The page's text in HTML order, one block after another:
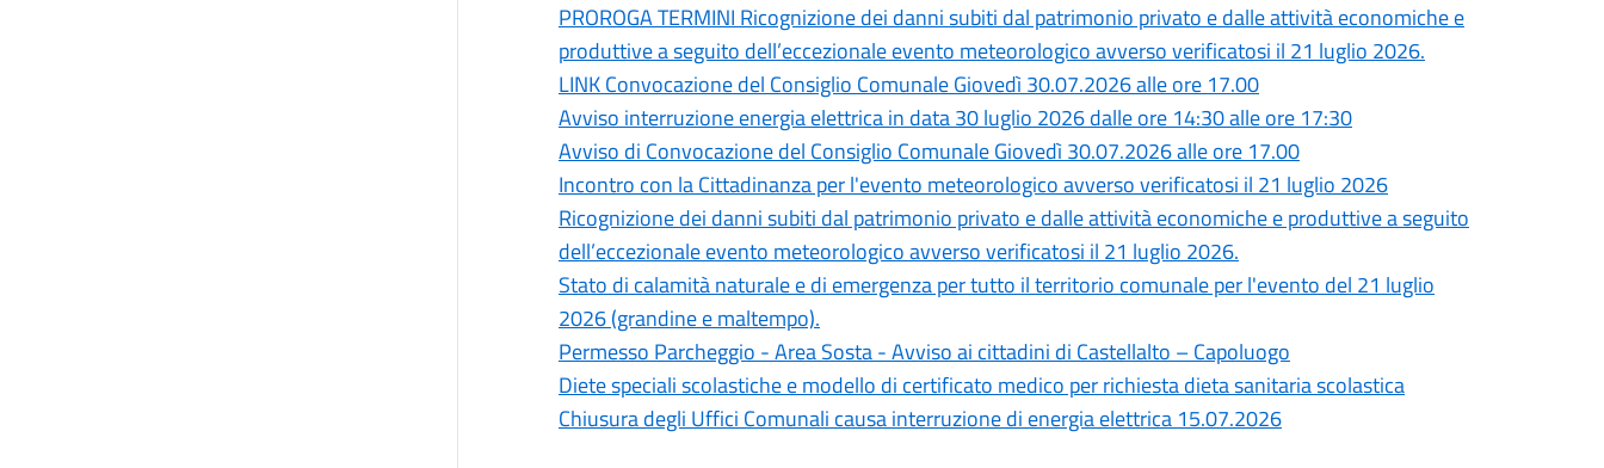
PROROGA TERMINI Ricognizione dei danni subiti dal patrimonio privato e dalle attività economiche e
produttive a seguito dell’eccezionale evento meteorologico avverso verificatosi il 21 luglio 2026.
LINK Convocazione del Consiglio Comunale Giovedì 30.07.2026 alle ore 17.00
Avviso interruzione energia elettrica in data 30 luglio 2026 dalle ore 14:30 alle ore 17:30
Avviso di Convocazione del Consiglio Comunale Giovedì 30.07.2026 alle ore 17.00
Incontro con la Cittadinanza per l'evento meteorologico avverso verificatosi il 21 luglio 2026
Ricognizione dei danni subiti dal patrimonio privato e dalle attività economiche e produttive a seguito
dell’eccezionale evento meteorologico avverso verificatosi il 21 luglio 2026.
Stato di calamità naturale e di emergenza per tutto il territorio comunale per l'evento del 21 luglio
2026 (grandine e maltempo).
Permesso Parcheggio - Area Sosta - Avviso ai cittadini di Castellalto – Capoluogo
Diete speciali scolastiche e modello di certificato medico per richiesta dieta sanitaria scolastica
Chiusura degli Uffici Comunali causa interruzione di energia elettrica 15.07.2026